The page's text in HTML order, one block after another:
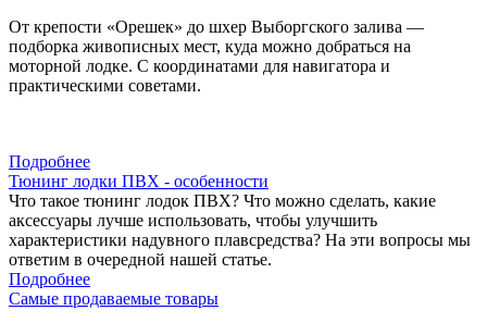
От крепости «Орешек» до шхер Выборгского залива —
подборка живописных мест, куда можно добраться на
моторной лодке. С координатами для навигатора и
практическими советами.
Подробнее
Тюнинг лодки ПВХ - особенности
Что такое тюнинг лодок ПВХ? Что можно сделать, какие
аксессуары лучше использовать, чтобы улучшить
характеристики надувного плавсредства? На эти вопросы мы
ответим в очередной нашей статье.
Подробнее
Самые продаваемые товары